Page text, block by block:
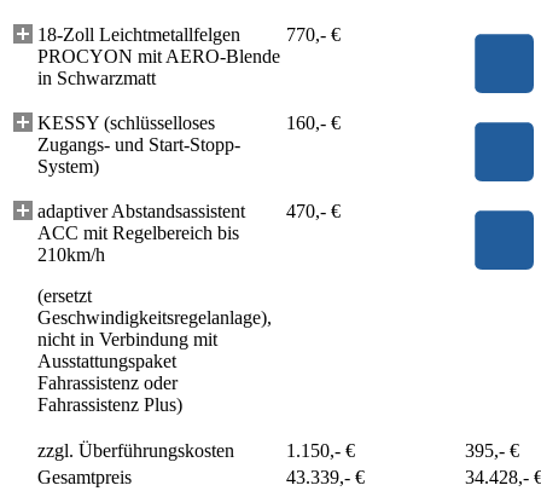
18-Zoll Leichtmetallfelgen
PROCYON mit AERO-Blende
in Schwarzmatt
770,- €
KESSY (schlüsselloses
Zugangs- und Start-Stopp-
System)
160,- €
adaptiver Abstandsassistent
ACC mit Regelbereich bis
210km/h
(ersetzt
Geschwindigkeitsregelanlage),
nicht in Verbindung mit
Ausstattungspaket
Fahrassistenz oder
Fahrassistenz Plus)
470,- €
zzgl. Überführungskosten 1.150,- €
395,- €
Gesamtpreis
43.339,- €
34.428,-